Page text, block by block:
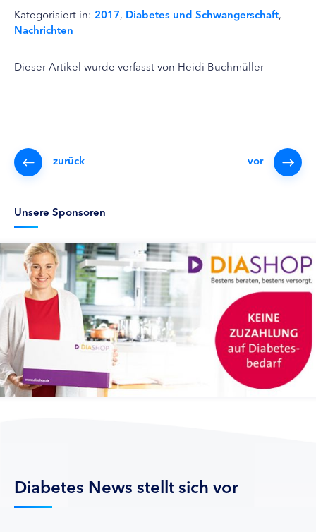
Kategorisiert in: 2017, Diabetes und Schwangerschaft,
Nachrichten
Dieser Artikel wurde verfasst von Heidi Buchmüller
zurück vor
Unsere Sponsoren
Diabetes News stellt sich vor